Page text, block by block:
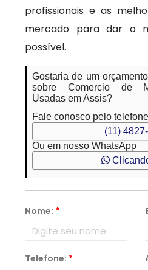
profissionais e as
mercado para dar o
possível.
Gostaria de um
sobre Comercio de
Usadas em Assis?
Fale conosco pelo telefone
(11)
Ou em nosso WhatsApp
Nome: *
Telefone: *